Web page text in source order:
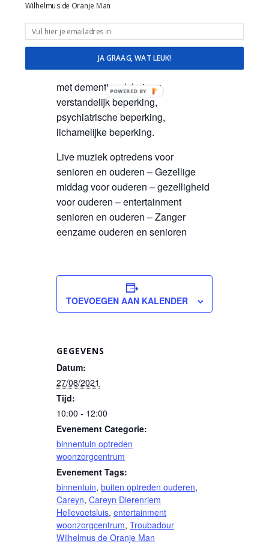
Muzikale reis door de tijd en feest
van herkenning met Hollandse
liedjes van Toen en nu!
Veel ervaring, plezier, ruimte en
geduld in de omgang met mensen
met dementie, alzheimer,
verstandelijk beperking,
psychiatrische beperking,
lichamelijke beperking.
Live muziek optredens voor
senioren en ouderen – Gezellige
middag voor ouderen – gezelligheid
voor ouderen – entertainment
senioren en ouderen – Zanger
eenzame ouderen en senioren
TOEVOEGEN AAN KALENDER
GEGEVENS
Datum:
27/08/2021
Tijd:
10:00 - 12:00
Evenement Categorie:
binnentuin optreden
woonzorgcentrum
Evenement Tags:
binnentuin, buiten optreden ouderen,
Careyn, Careyn Dierenriem
Hellevoetsluis, entertainment
woonzorgcentrum, Troubadour
Wilhelmus de Oranje Man
Wilhelmus de Oranje Man
JA GRAAG, WAT LEUK!
POWERED BY